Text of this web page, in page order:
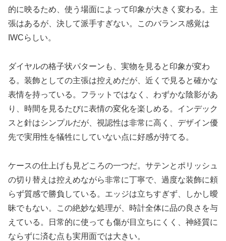
的に映るため、使う場面によって印象が大きく変わる。主
張はあるが、決して派手すぎない。このバランス感覚は
IWCらしい。
ダイヤルの格子状パターンも、実物を見ると印象が変わ
る。装飾としての主張は控えめだが、近くで見ると確かな
表情を持っている。フラットではなく、わずかな陰影があ
り、時間を見るたびに表情の変化を楽しめる。インデック
スと針はシンプルだが、視認性は非常に高く、デザイン優
先で実用性を犠牲にしていない点に好感が持てる。
ケースの仕上げも見どころの一つだ。サテンとポリッシュ
の切り替えは控えめながら非常に丁寧で、過度な装飾に頼
らず質感で勝負している。エッジは立ちすぎず、しかし曖
昧でもない。この絶妙な処理が、時計全体に品の良さを与
えている。日常的に使っても傷が目立ちにくく、神経質に
ならずに済む点も実用面では大きい。